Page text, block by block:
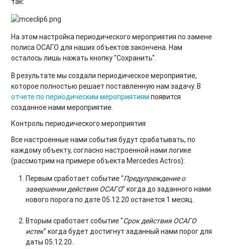
На этом настройка периодического мероприятия по замене
полиса ОСАГО для наших объектов закончена. Нам
осталось лишь нажать кнопку "Сохранить".
В результате мы создали периодическое мероприятие,
которое полностью решает поставленную нам задачу. В
отчете по периодическим мероприятиям появится
созданное нами мероприятие.
Контроль периодического мероприятия
Все настроенные нами события будут срабатывать, по
каждому объекту, согласно настроенной нами логике
(рассмотрим на примере объекта Mercedes Actros):
Первым сработает событие "Предупреждение о
завершении действия ОСАГО" когда до заданного нами
нового порога по дате 05.12.20 останется 1 месяц.
Вторым сработает событие "Срок действия ОСАГО
истек" когда будет достигнут заданный нами порог для
даты 05.12.20.